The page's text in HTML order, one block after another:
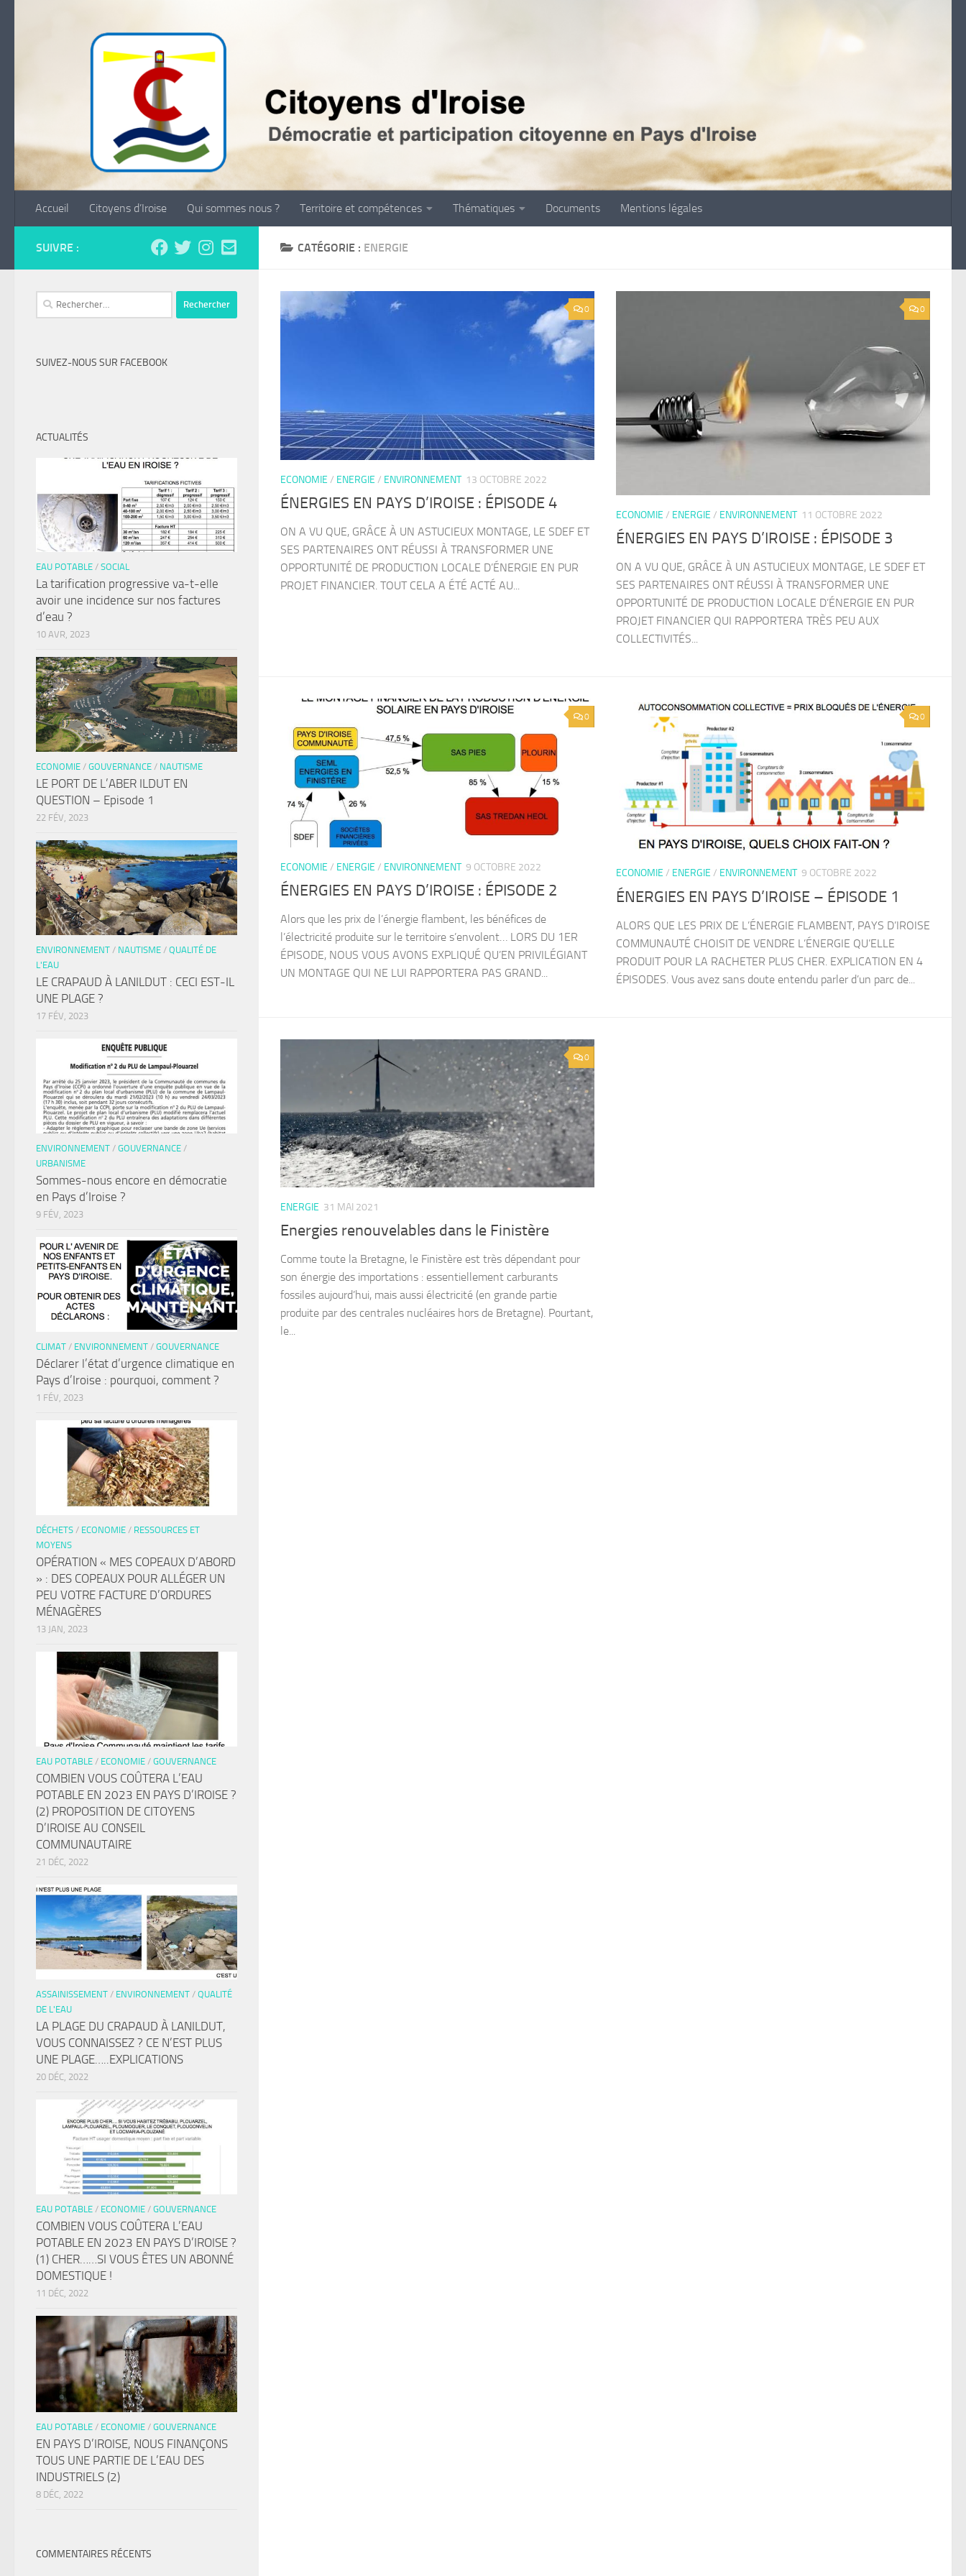
Accueil Citoyens d’Iroise Qui sommes nous ? Territoire et compétences Thématiques Documents Mentions légales
CATÉGORIE : ENERGIE
0
ECONOMIE / ENERGIE / ENVIRONNEMENT 13 OCTOBRE 2022
ÉNERGIES EN PAYS D’IROISE : ÉPISODE 4
ON A VU QUE, GRÂCE À UN ASTUCIEUX MONTAGE, LE SDEF ET
SES PARTENAIRES ONT RÉUSSI À TRANSFORMER UNE
OPPORTUNITÉ DE PRODUCTION LOCALE D’ÉNERGIE EN PUR
PROJET FINANCIER. TOUT CELA A ÉTÉ ACTÉ AU...
0
ECONOMIE / ENERGIE / ENVIRONNEMENT 11 OCTOBRE 2022
ÉNERGIES EN PAYS D’IROISE : ÉPISODE 3
ON A VU QUE, GRÂCE À UN ASTUCIEUX MONTAGE, LE SDEF ET
SES PARTENAIRES ONT RÉUSSI À TRANSFORMER UNE
OPPORTUNITÉ DE PRODUCTION LOCALE D’ÉNERGIE EN PUR
PROJET FINANCIER QUI RAPPORTERA TRÈS PEU AUX
COLLECTIVITÉS...
0
ECONOMIE / ENERGIE / ENVIRONNEMENT 9 OCTOBRE 2022
ÉNERGIES EN PAYS D’IROISE : ÉPISODE 2
Alors que les prix de l’énergie flambent, les bénéfices de
l’électricité produite sur le territoire s’envolent… LORS DU 1ER
ÉPISODE, NOUS VOUS AVONS EXPLIQUÉ QU’EN PRIVILÉGIANT
UN MONTAGE QUI NE LUI RAPPORTERA PAS GRAND...
0
ECONOMIE / ENERGIE / ENVIRONNEMENT 9 OCTOBRE 2022
ÉNERGIES EN PAYS D’IROISE – ÉPISODE 1
ALORS QUE LES PRIX DE L’ÉNERGIE FLAMBENT, PAYS D’IROISE
COMMUNAUTÉ CHOISIT DE VENDRE L’ÉNERGIE QU’ELLE
PRODUIT POUR LA RACHETER PLUS CHER. EXPLICATION EN 4
ÉPISODES. Vous avez sans doute entendu parler d’un parc de...
0
ENERGIE 31 MAI 2021
Energies renouvelables dans le Finistère
Comme toute la Bretagne, le Finistère est très dépendant pour
son énergie des importations : essentiellement carburants
fossiles aujourd’hui, mais aussi électricité (en grande partie
produite par des centrales nucléaires hors de Bretagne). Pourtant,
le...
SUIVRE :
Rechercher :
SUIVEZ-NOUS SUR FACEBOOK
ACTUALITÉS
EAU POTABLE / SOCIAL
La tarification progressive va-t-elle
avoir une incidence sur nos factures
d’eau ?
10 AVR, 2023
ECONOMIE / GOUVERNANCE / NAUTISME
LE PORT DE L’ABER ILDUT EN
QUESTION – Episode 1
22 FÉV, 2023
ENVIRONNEMENT / NAUTISME / QUALITÉ DE
L'EAU
LE CRAPAUD À LANILDUT : CECI EST-IL
UNE PLAGE ?
17 FÉV, 2023
ENVIRONNEMENT / GOUVERNANCE /
URBANISME
Sommes-nous encore en démocratie
en Pays d’Iroise ?
9 FÉV, 2023
CLIMAT / ENVIRONNEMENT / GOUVERNANCE
Déclarer l’état d’urgence climatique en
Pays d’Iroise : pourquoi, comment ?
1 FÉV, 2023
DÉCHETS / ECONOMIE / RESSOURCES ET
MOYENS
OPÉRATION « MES COPEAUX D’ABORD
» : DES COPEAUX POUR ALLÉGER UN
PEU VOTRE FACTURE D’ORDURES
MÉNAGÈRES
13 JAN, 2023
EAU POTABLE / ECONOMIE / GOUVERNANCE
COMBIEN VOUS COÛTERA L’EAU
POTABLE EN 2023 EN PAYS D’IROISE ?
(2) PROPOSITION DE CITOYENS
D’IROISE AU CONSEIL
COMMUNAUTAIRE
21 DÉC, 2022
ASSAINISSEMENT / ENVIRONNEMENT / QUALITÉ
DE L'EAU
LA PLAGE DU CRAPAUD À LANILDUT,
VOUS CONNAISSEZ ? CE N’EST PLUS
UNE PLAGE…..EXPLICATIONS
20 DÉC, 2022
EAU POTABLE / ECONOMIE / GOUVERNANCE
COMBIEN VOUS COÛTERA L’EAU
POTABLE EN 2023 EN PAYS D’IROISE ?
(1) CHER……SI VOUS ÊTES UN ABONNÉ
DOMESTIQUE !
11 DÉC, 2022
EAU POTABLE / ECONOMIE / GOUVERNANCE
EN PAYS D’IROISE, NOUS FINANÇONS
TOUS UNE PARTIE DE L’EAU DES
INDUSTRIELS (2)
8 DÉC, 2022
COMMENTAIRES RÉCENTS